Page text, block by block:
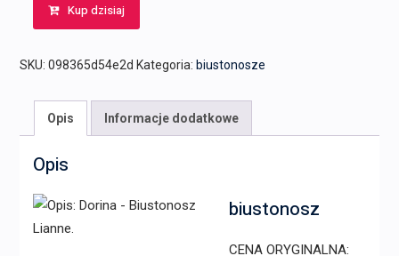
Kup dzisiaj
SKU: 098365d54e2d Kategoria: biustonosze
Opis Informacje dodatkowe
Opis
biustonosz
CENA ORYGINALNA: